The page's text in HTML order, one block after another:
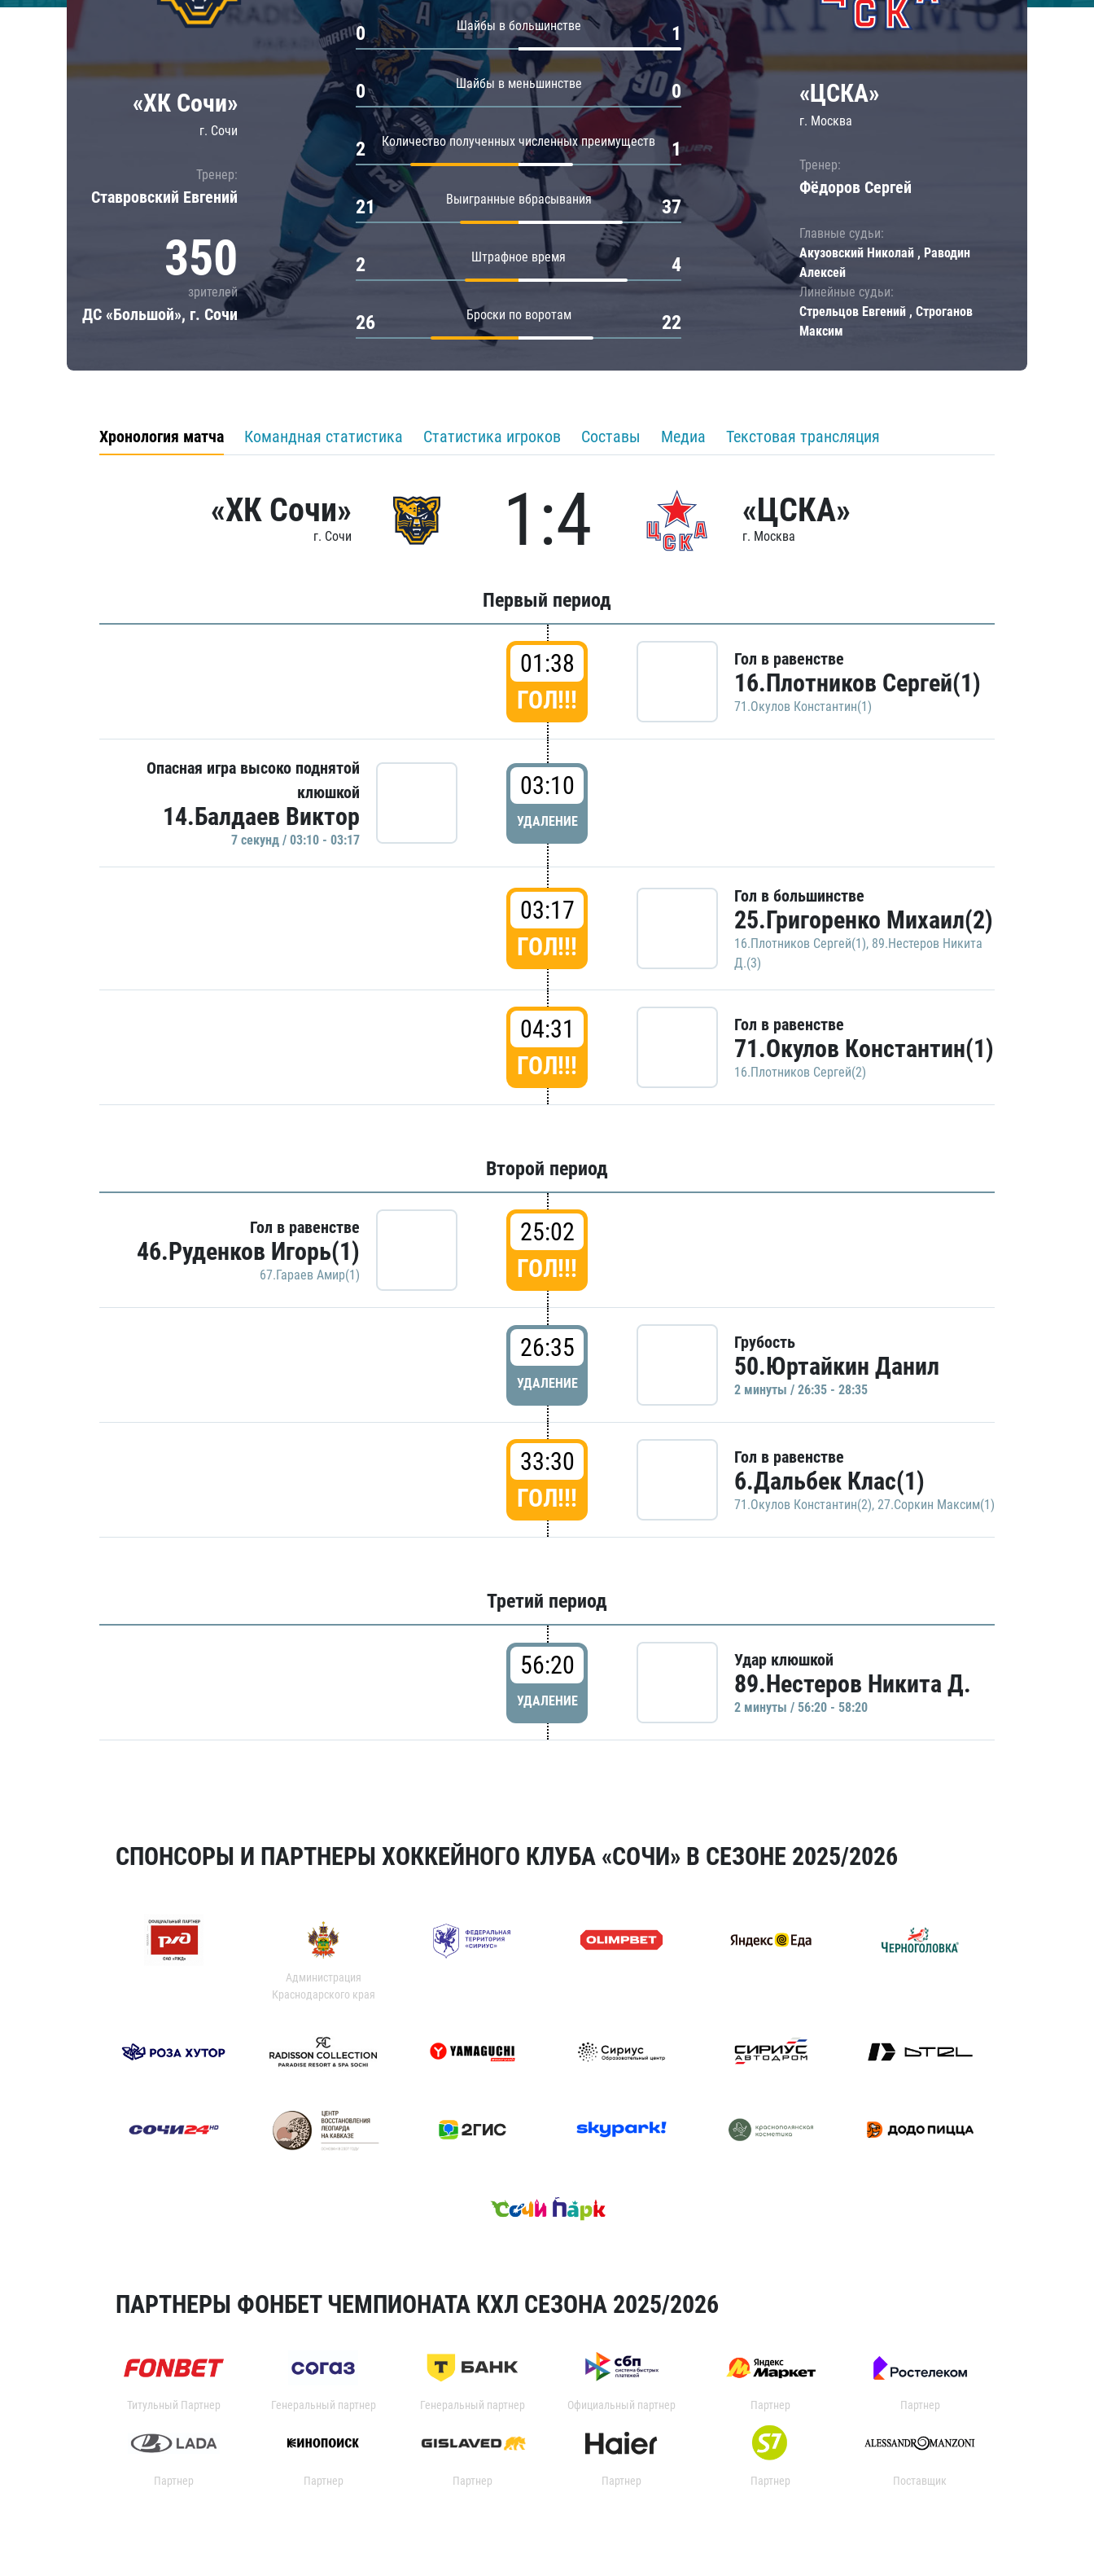
Локомотив
ЦСКА
Шанхайские Драконы
Амур
Барыс
Салават Юлаев
«ХК Сочи»
г. Сочи
Тренер:
Ставровский Евгений
350
зрителей
ДС «Большой», г. Сочи
Шайбы в большинстве
0 1
Шайбы в меньшинстве
0 0
Количество полученных численных преимуществ
2 1
Выигранные вбрасывания
21 37
Штрафное время
2 4
Броски по воротам
26 22
«ЦСКА»
г. Москва
Тренер:
Фёдоров Сергей
Главные судьи:
Акузовский Николай , Раводин
Алексей
Линейные судьи:
Стрельцов Евгений , Строганов
Максим
Хронология матча Командная статистика Статистика игроков Составы Медиа Текстовая трансляция
«ХК Сочи»
г. Сочи 1:4 «ЦСКА»
г. Москва
Первый период
01:38
ГОЛ!!!
Гол в равенстве
16.Плотников Сергей(1)
71.Окулов Константин(1)
Опасная игра высоко поднятой
клюшкой
14.Балдаев Виктор
7 секунд / 03:10 - 03:17
03:10
УДАЛЕНИЕ
03:17
ГОЛ!!!
Гол в большинстве
25.Григоренко Михаил(2)
16.Плотников Сергей(1), 89.Нестеров Никита
Д.(3)
04:31
ГОЛ!!!
Гол в равенстве
71.Окулов Константин(1)
16.Плотников Сергей(2)
Второй период
Гол в равенстве
46.Руденков Игорь(1)
67.Гараев Амир(1)
25:02
ГОЛ!!!
26:35
УДАЛЕНИЕ
Грубость
50.Юртайкин Данил
2 минуты / 26:35 - 28:35
33:30
ГОЛ!!!
Гол в равенстве
6.Дальбек Клас(1)
71.Окулов Константин(2), 27.Соркин Максим(1)
Третий период
56:20
УДАЛЕНИЕ
Удар клюшкой
89.Нестеров Никита Д.
2 минуты / 56:20 - 58:20
СПОНСОРЫ И ПАРТНЕРЫ ХОККЕЙНОГО КЛУБА «СОЧИ» В СЕЗОНЕ 2025/2026
Администрация
Краснодарского края
ПАРТНЕРЫ ФОНБЕТ ЧЕМПИОНАТА КХЛ СЕЗОНА 2025/2026
Титульный Партнер Генеральный партнер Генеральный партнер Официальный партнер Партнер Партнер
Партнер Партнер Партнер Партнер Партнер Поставщик